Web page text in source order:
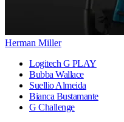
Herman Miller
Logitech G PLAY
Bubba Wallace
Suellio Almeida
Bianca Bustamante
G Challenge